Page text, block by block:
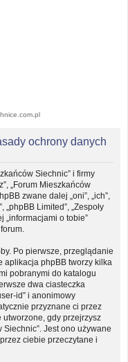
ochrony danych
Siechnic” i firmy
„Forum Mieszkańców
zwane dalej „oni”, „ich”,
„phpBB Limited”, „Zespoły
„informacjami o tobie”
Po pierwsze, przeglądanie
aplikacja phpBB tworzy kilka
pobranymi do katalogu
dwa ciasteczka
id” i anonimowy
przyznane ci przez
gdy przejrzysz
Jest ono używane
ciebie przeczytane i